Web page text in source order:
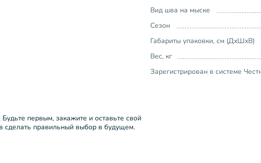
Вид шва на мыске
Сезон
Габариты упаковки, см (ДхШхВ)
Вес, кг
Зарегистрирован в системе
первым, закажите и оставьте свой
сделать правильный выбор в будущем.